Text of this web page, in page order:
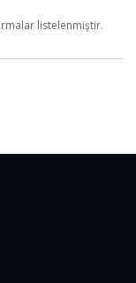
listelenmiştir.